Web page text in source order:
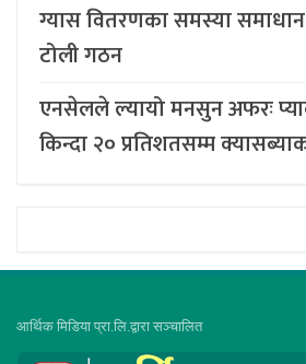
ग्यास वितरणका समस्या समाधान
टोली गठन
एनसेलले ल्यायो मनसुन अफरः
किन्दा २० प्रतिशतसम्म
आर्थिक मिडिया प्रा.लि.द्वारा सञ्चालित